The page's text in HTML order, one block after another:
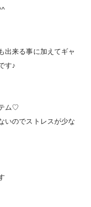
出来る事に加えてギャ
す♪
ム♡
いのでストレスが少な